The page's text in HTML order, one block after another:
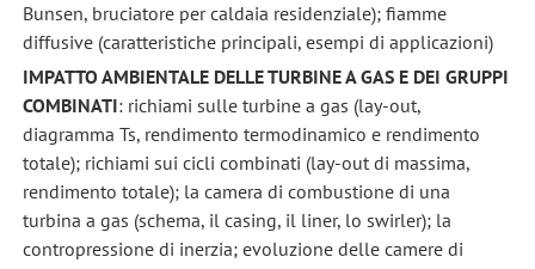
Bunsen, bruciatore per caldaia residenziale); fiamme
diffusive (caratteristiche principali, esempi di applicazioni)
IMPATTO AMBIENTALE DELLE TURBINE A GAS E DEI GRUPPI
COMBINATI: richiami sulle turbine a gas (lay-out,
diagramma Ts, rendimento termodinamico e rendimento
totale); richiami sui cicli combinati (lay-out di massima,
rendimento totale); la camera di combustione di una
turbina a gas (schema, il casing, il liner, lo swirler); la
contropressione di inerzia; evoluzione delle camere di